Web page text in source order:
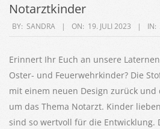
Notarztkinder
2023-
19
BY: SANDRA ON: 19. JULI 2023 IN:
Erinnert Ihr Euch an unsere
Oster- und Feuerwehrkinder? Die
mit einem neuen Design zurück
um das Thema Notarzt. Kinder
sind so wertvoll für die Entwicklung.